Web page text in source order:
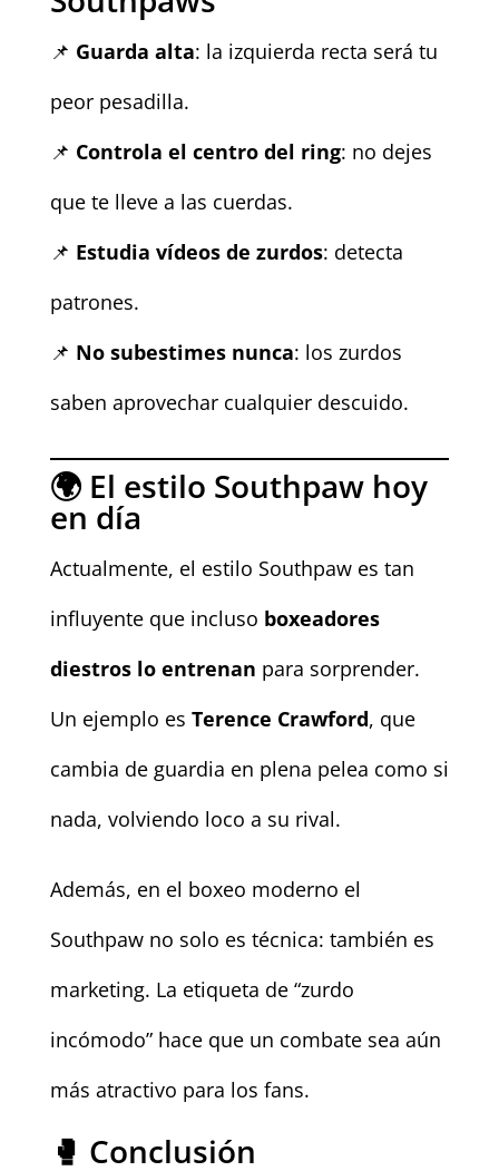
📌 Guarda alta: la izquierda recta será tu
peor pesadilla.
📌 Controla el centro del ring: no dejes
que te lleve a las cuerdas.
📌 Estudia vídeos de zurdos: detecta
patrones.
📌 No subestimes nunca: los zurdos
saben aprovechar cualquier descuido.
🌍 El estilo Southpaw hoy
en día
Actualmente, el estilo Southpaw es tan
influyente que incluso boxeadores
diestros lo entrenan para sorprender.
Un ejemplo es Terence Crawford, que
cambia de guardia en plena pelea como si
nada, volviendo loco a su rival.
Además, en el boxeo moderno el
Southpaw no solo es técnica: también es
marketing. La etiqueta de “zurdo
incómodo” hace que un combate sea aún
más atractivo para los fans.
🥊 Conclusión